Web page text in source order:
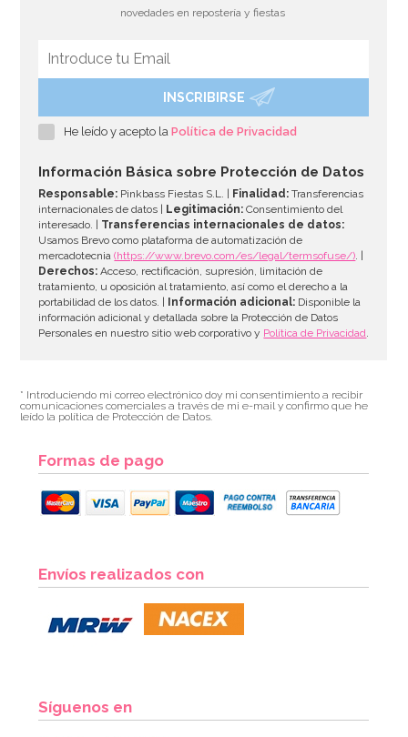
Bombona de Helio para Globos Maxi
AÑADIR
novedades en repostería y fiestas
INSCRIBIRSE
He leído y acepto laPolítica de Privacidad
Información Básica sobre Protección de Datos
Responsable: Pinkbass Fiestas S.L. | Finalidad: Transferencias
internacionales de datos |
Legitimación: Consentimiento del
interesado. | Transferencias internacionales de datos:
Usamos Brevo como plataforma de automatización de
mercadotecnia(https://www.brevo.com/es/legal/termsofuse/). |
Derechos: Acceso, rectificación, supresión, limitación de
tratamiento, u oposición al tratamiento, así como el derecho a la
portabilidad de los datos. |
Información adicional: Disponible la
información adicional y detallada sobre la Protección de Datos
Personales en nuestro sitio web corporativo y Política de Privacidad.
* Introduciendo mi correo electrónico doy mi consentimiento a recibir
comunicaciones comerciales a través de mi e-mail y confirmo que he
leído la política de Protección de Datos.
Formas de pago
Envíos realizados con
Síguenos en